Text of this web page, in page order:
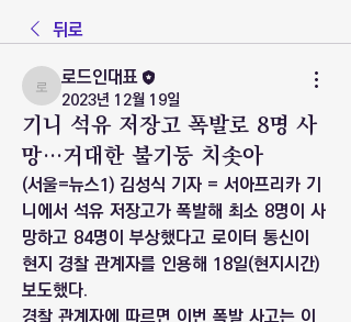
뒤로
로드인대표
로드인대표
2023년 12월 19일
기니 석유 저장고 폭발로 8명 사
망…거대한 불기둥 치솟아
(서울=뉴스1) 김성식 기자 = 서아프리카 기
니에서 석유 저장고가 폭발해 최소 8명이 사
망하고 84명이 부상했다고 로이터 통신이
현지 경찰 관계자를 인용해 18일(현지시간)
보도했다.